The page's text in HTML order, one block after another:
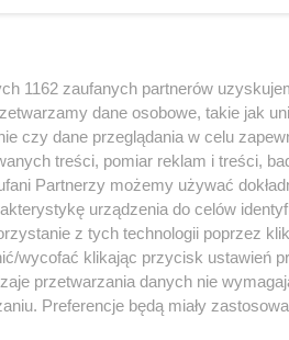
0
Vergne, Chilton, Nasr,
Albonem czy Gio
najsłabszy. Niech tak
Kubica.
1162 zaufanych partnerów
dane osobowe, takie jak
czy dane przeglądania w celu
treści, pomiar reklam i treści,
Partnerzy możemy używać
urządzenia do celów
z tych technologii poprzez
wycofać klikając przycisk ustawień
przetwarzania danych nie
Preferencje będą miały